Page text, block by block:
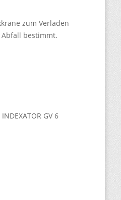
zum Verladen
bestimmt.
GV 6